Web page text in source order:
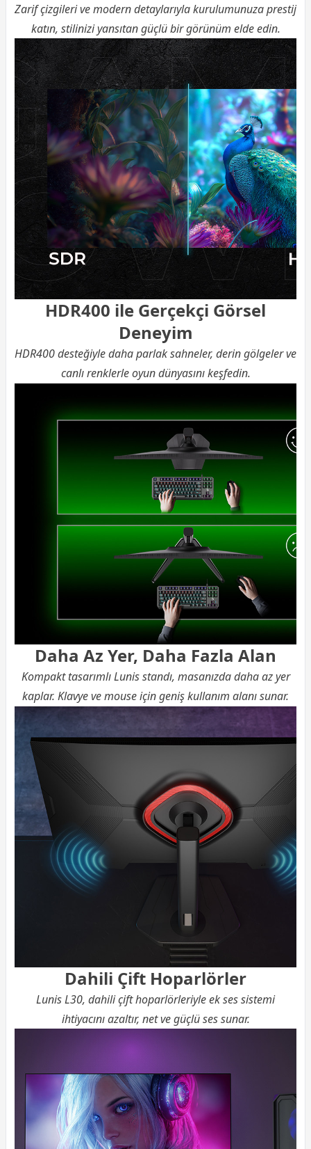
Zarif çizgileri ve modern detaylarıyla kurulumunuza prestij
katın, stilinizi yansıtan güçlü bir görünüm elde edin.
HDR400 ile Gerçekçi Görsel
Deneyim
HDR400 desteğiyle daha parlak sahneler, derin gölgeler ve
canlı renklerle oyun dünyasını keşfedin.
Daha Az Yer, Daha Fazla Alan
Kompakt tasarımlı Lunis standı, masanızda daha az yer
kaplar. Klavye ve mouse için geniş kullanım alanı sunar.
Dahili Çift Hoparlörler
Lunis L30, dahili çift hoparlörleriyle ek ses sistemi
ihtiyacını azaltır, net ve güçlü ses sunar.